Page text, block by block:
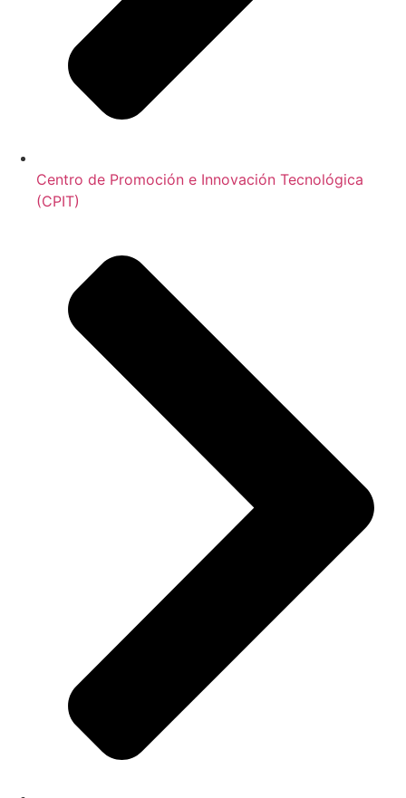
Centro de Promoción e Innovación Tecnológica
(CPIT)